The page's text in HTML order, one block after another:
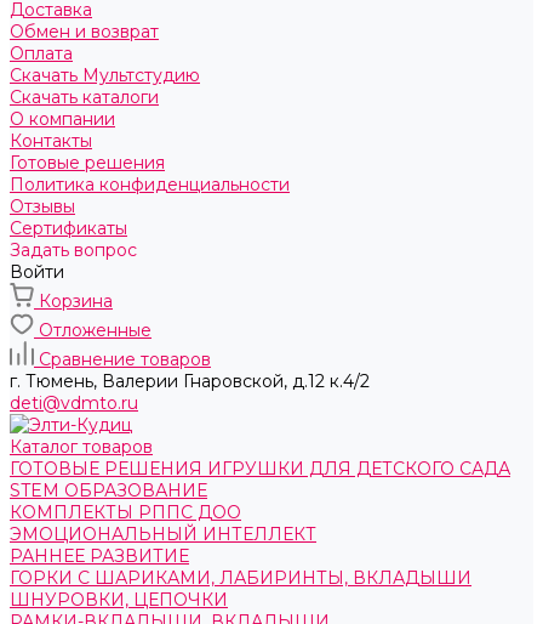
Доставка
Обмен и возврат
Оплата
Скачать Мультстудию
Скачать каталоги
О компании
Контакты
Готовые решения
Политика конфиденциальности
Отзывы
Сертификаты
Задать вопрос
Войти
Корзина
Отложенные
Сравнение товаров
г. Тюмень, ​Валерии Гнаровской, д.12 к.4/2
deti@vdmto.ru
Каталог товаров
ГОТОВЫЕ РЕШЕНИЯ ИГРУШКИ ДЛЯ ДЕТСКОГО САДА
STEM ОБРАЗОВАНИЕ
КОМПЛЕКТЫ РППС ДОО
ЭМОЦИОНАЛЬНЫЙ ИНТЕЛЛЕКТ
РАННЕЕ РАЗВИТИЕ
ГОРКИ С ШАРИКАМИ, ЛАБИРИНТЫ, ВКЛАДЫШИ
ШНУРОВКИ, ЦЕПОЧКИ